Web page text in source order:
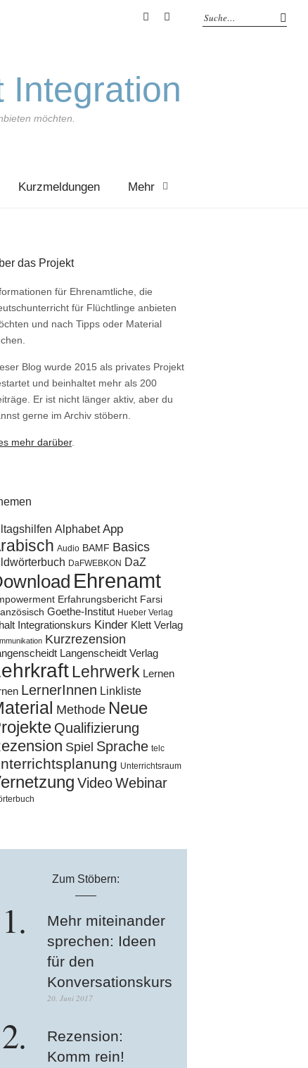
Integration
möchten.
Kurzmeldungen Mehr
das Projekt
für Ehrenamtliche, die
für Flüchtlinge anbieten
und nach Tipps oder Material
Blog wurde 2015 als privates Projekt
und beinhaltet mehr als 200
Er ist nicht länger aktiv, aber du
gerne im Archiv stöbern.
mehr darüber.
Alphabet App
Audio BAMF Basics
DaFWEBKON DaZ
Ehrenamt
Erfahrungsbericht Farsi
Goethe-Institut Hueber Verlag
Integrationskurs Kinder Klett Verlag
Kurzrezension
Langenscheidt Verlag
Lehrwerk Lernen
LernerInnen Linkliste
Methode Neue
Qualifizierung
Spiel Sprache telc
Unterrichtsraum
VideoWebinar
Zum Stöbern:
Mehr miteinander
sprechen: Ideen
für den
Konversationskurs
20. Juni 2017
Rezension:
Komm rein!